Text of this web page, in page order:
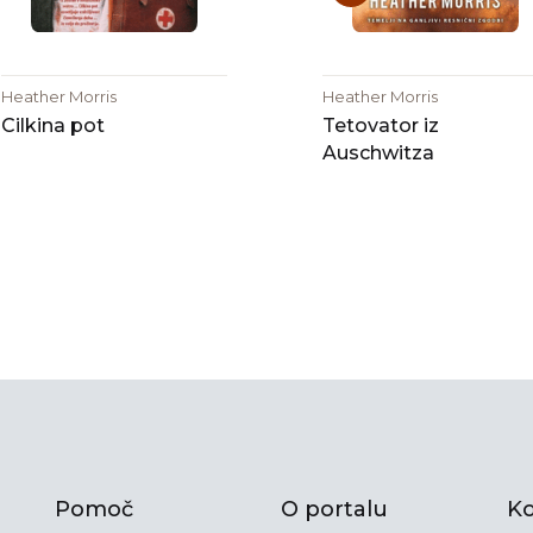
Heather Morris
Cilkina pot
Heather Morris
Tetovator iz
Auschwitza
Pomoč O portalu